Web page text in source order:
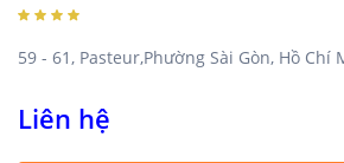
59 - 61, Pasteur,Phường Sài Gòn, Hồ Chí
Liên hệ